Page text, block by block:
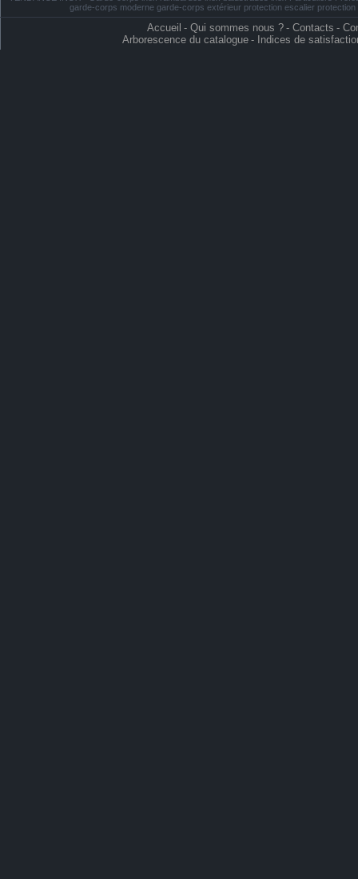
garde-corps moderne garde-corps extérieur protection escalier
Accueil - Qui sommes nous ? - Contacts -
Arborescence du catalogue - Indices de